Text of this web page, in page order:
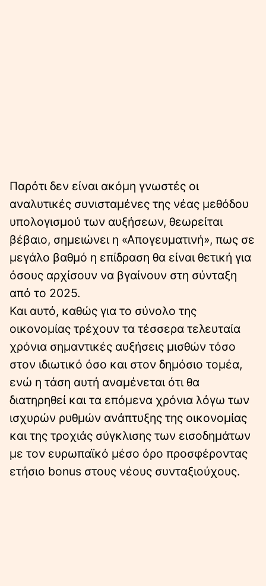
Παρότι δεν είναι ακόμη γνωστές οι
αναλυτικές συνισταμένες της νέας μεθόδου
υπολογισμού των αυξήσεων, θεωρείται
βέβαιο, σημειώνει η «Απογευματινή», πως σε
μεγάλο βαθμό η επίδραση θα είναι θετική για
όσους αρχίσουν να βγαίνουν στη σύνταξη
από το 2025.
Και αυτό, καθώς για το σύνολο της
οικονομίας τρέχουν τα τέσσερα τελευταία
χρόνια σημαντικές αυξήσεις μισθών τόσο
στον ιδιωτικό όσο και στον δηµόσιο τοµέα,
ενώ η τάση αυτή αναμένεται ότι θα
διατηρηθεί και τα επόμενα χρόνια λόγω των
ισχυρών ρυθμών ανάπτυξης της οικονομίας
και της τροχιάς σύγκλισης των εισοδημάτων
με τον ευρωπαϊκό μέσο όρο προσφέροντας
ετήσιο bonus στους νέους συνταξιούχους.